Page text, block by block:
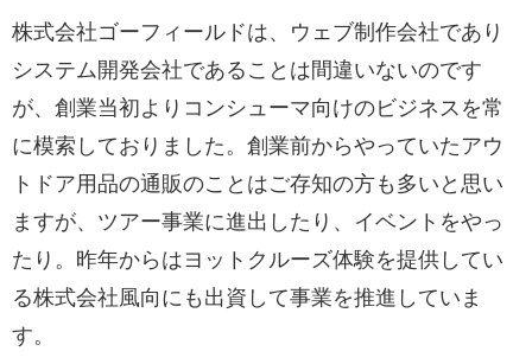
株式会社ゴーフィールドは、ウェブ制作会社であり
システム開発会社であることは間違いないのです
が、創業当初よりコンシューマ向けのビジネスを常
に模索しておりました。創業前からやっていたアウ
トドア用品の通販のことはご存知の方も多いと思い
ますが、ツアー事業に進出したり、イベントをやっ
たり。昨年からはヨットクルーズ体験を提供してい
る株式会社風向にも出資して事業を推進していま
す。